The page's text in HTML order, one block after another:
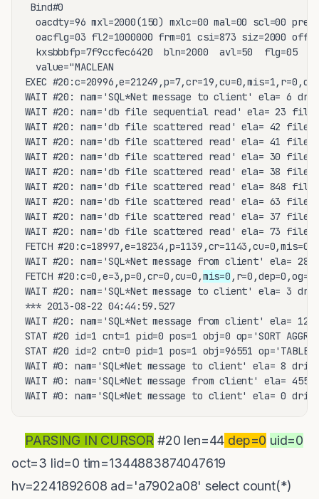
Bind#0
oacdty=96 mxl=2000(150) mxlc=00 mal=00 scl=00
  oacflg=03 fl2=1000000 frm=01 csi=873 siz=2000 off=0
  kxsbbbfp=7f9ccfec6420  bln=2000  avl=50  flg=05
value="MACLEAN
EXEC
WAIT #20: nam='SQL*Net message to client' ela= 6
WAIT #20: nam='db file sequential read' ela= 23
WAIT #20: nam='db file scattered read' ela= 42 file#=1
WAIT #20: nam='db file scattered read' ela= 41 file#=1
WAIT #20: nam='db file scattered read' ela= 30 file#=1
WAIT #20: nam='db file scattered read' ela= 38 file#=1
WAIT #20: nam='db file scattered read' ela= 848
WAIT #20: nam='db file scattered read' ela= 63 file#=1
WAIT #20: nam='db file scattered read' ela= 37 file#=1
WAIT #20: nam='db file scattered read' ela= 73 file#=1
FETCH
WAIT #20: nam='SQL*Net message from client' ela= 285
FETCH #20:c=0,e=3,p=0,cr=0,cu=0,mis=0
WAIT #20: nam='SQL*Net message to client' ela= 3
*** 2013-08-22 04:44:59.527
WAIT #20: nam='SQL*Net message from client' ela=
STAT #20 id=1 cnt=1 pid=0 pos=1 obj=0 op='SORT
STAT #20 id=2 cnt=0 pid=1 pos=1 obj=96551 op='TABLE
WAIT #0: nam='SQL*Net message to client' ela= 8
WAIT #0: nam='SQL*Net message from client' ela=
WAIT #0: nam='SQL*Net message to client' ela= 0
PARSING IN CURSOR #20 len=44 dep=0 uid=0
oct=3 lid=0 tim=1344883874047619
hv=2241892608 ad='a7902a08' select count(*)